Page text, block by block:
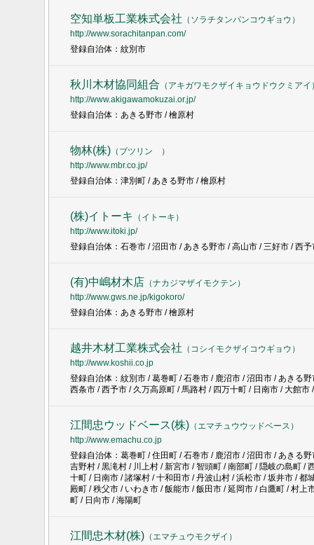
空知単板工業株式会社 （ ソラチタンパンコウギョウ ）
http://www.sorachitanpan.com/
登録自治体：紋別市
秋川木材協同組合 （ アキガワモクザイキョウドウクミアイ
http://www.akigawamokuzai.or.jp/
登録自治体：あきる野市 / 檜原村
物林(株)（ ブツリン
）
http://www.mbr.co.jp/
登録自治体：津別町 / あきる野市 / 檜原村
(株)イトーキ （ イトーキ ）
http://www.itoki.jp/
登録自治体：石巻市 / 沼田市 / あきる野市 / 高山市 / 三好市 / 西
(有)中嶋材木店 （ナカジマザイモクテン ）
http://www.gws.ne.jp/kigokoro/
登録自治体：あきる野市 / 檜原村
越井木材工業株式会社 （ コシイモクザイコウギョウ ）
http://www.koshii.co.jp
登録自治体：紋別市 / 葛巻町 / 石巻市 / 鹿沼市 / 沼田市 / あきる
西条市 / 西予市 / 久万高原町 / 馬路村 / 四万十町 / 日南市 / 大館市
江間忠ウッドベース(株)（エマチュウウッドベース ）
http://www.emachu.co.jp
登録自治体：葛巻町 / 住田町 / 石巻市 / 鹿沼市 / 沼田市 / あきる
吉野村 / 黒滝村 / 川上村 / 新宮市 / 智頭町 / 南部町 / 隠岐の島町 /
十町 / 日南市 / 諸塚村 / 十和田市 / 丹波山村 / 浜松市 / 坂井市 /
殿町 / 秩父市 / いわき市 / 飯能市 / 飯田市 / 延岡市 / 白鷹町 / 村
町 / 日向市 / 海陽町
江間忠木材(株)（エマチュウモクザイ ）